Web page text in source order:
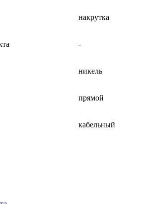
накрутка
-
никель
прямой
кабельный